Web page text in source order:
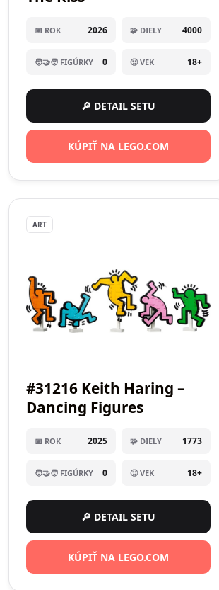
📅 ROK 2026 🧩 DIELY 4000
🧑‍🤝‍🧑 FIGÚRKY 0 🙂 VEK 18+
🔎 DETAIL SETU
KÚPIŤ NA LEGO.COM
ART
#31216 Keith Haring –
Dancing Figures
📅 ROK 2025 🧩 DIELY 1773
🧑‍🤝‍🧑 FIGÚRKY 0 🙂 VEK 18+
🔎 DETAIL SETU
KÚPIŤ NA LEGO.COM